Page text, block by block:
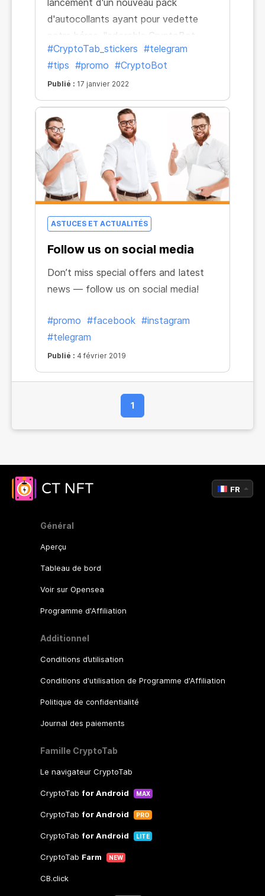
lancement d'un nouveau pack
d'autocollants ayant pour vedette
notre héros, l'adorable CryptoBot.
Autrement dit, de nouvelles activités
quotidiennes et loisirs, des astuces et
des manigances mettant en scène le
gentil robot orange vous attendent !
Quelles autres choses peut-il faire ? A-
t-il des super pouvoirs ?
#CryptoTab_stickers #telegram
#tips #promo #CryptoBot
Publié : 17 janvier 2022
ASTUCES ET ACTUALITÉS
Follow us on social media
Don’t miss special offers and latest
news — follow us on social media!
#promo #facebook #instagram
#telegram
Publié : 4 février 2019
1
Général
Aperçu
Tableau de bord
Voir sur Opensea
Programme d'Affiliation
Additionnel
Conditions d’utilisation
Conditions d'utilisation de Programme d'Affiliation
Politique de confidentialité
Journal des paiements
Famille CryptoTab
Le navigateur CryptoTab
CryptoTab for Android MAX
CryptoTab for Android PRO
CryptoTab for Android LITE
CryptoTab Farm NEW
CB.click
FR